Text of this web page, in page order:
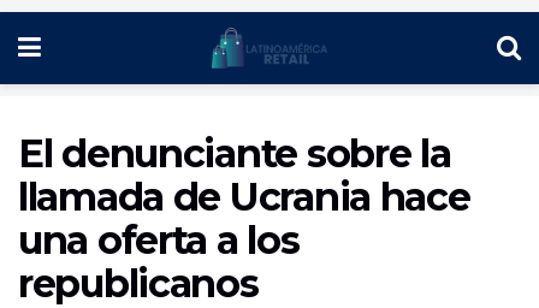
El denunciante sobre la
llamada de Ucrania hace
una oferta a los
republicanos